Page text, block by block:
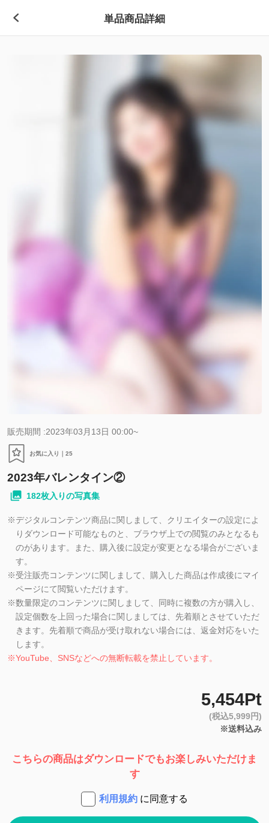
単品商品詳細
販売期間 :2023年03月13日 00:00~
お気に入り｜ 25
2023年バレンタイン②
182枚入りの写真集
※デジタルコンテンツ商品に関しまして、クリエイターの設定によ
りダウンロード可能なものと、ブラウザ上での閲覧のみとなるも
のがあります。また、購入後に設定が変更となる場合がございま
す。
※受注販売コンテンツに関しまして、購入した商品は作成後にマイ
ページにて閲覧いただけます。
※数量限定のコンテンツに関しまして、同時に複数の方が購入し、
設定個数を上回った場合に関しましては、先着順とさせていただ
きます。先着順で商品が受け取れない場合には、返金対応をいた
します。
※YouTube、SNSなどへの無断転載を禁止しています。
5,454Pt
(税込5,999円)
※送料込み
こちらの商品はダウンロードでもお楽しみいただけま
す
利用規約 に同意する